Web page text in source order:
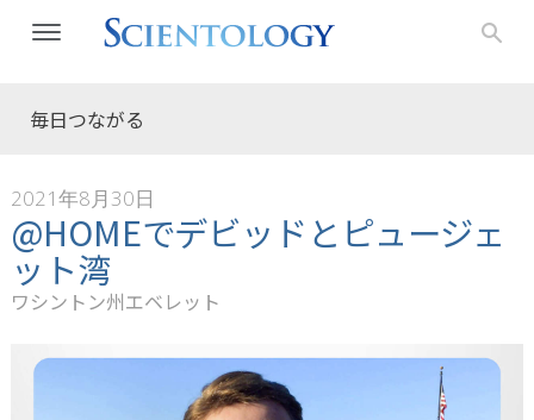
毎日つながる
2021年8月30日
@HOMEでデビッドとピュージェ
ット湾
ワシントン州エベレット